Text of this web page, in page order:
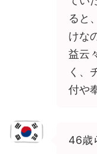
ると
けな
益云
く、
付や
46歳